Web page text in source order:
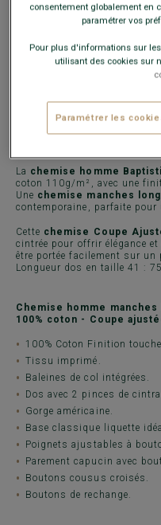
Livré en 24h ouvrées
(commandez avant 14h)
30 jours pour changer
CARACTÉRISTIQUES
La chemise homme
coton 110g/m², avec une
Une chemise manches
contemporaine, parfaite pour
Cette chemise Coupe
cintrée pour offrir élégance
être portée facilement sur un
Longueur dos en taille 41 :
Chemise homme
100% coton - Coupe
100% Coton Finition
Tissu imprimé.
Baleines de col intégrées.
Dos avec 2 pinces de
Gorge américaine.
Base classique liquette
Poignets ajustables à
Parement capucin avec
Boutons cousus croisés.
Boutons de rechange.
consentement globalement en
paramétrer vos
Pour plus d'informations sur
utilisant des cookies sur
Paramétrer les